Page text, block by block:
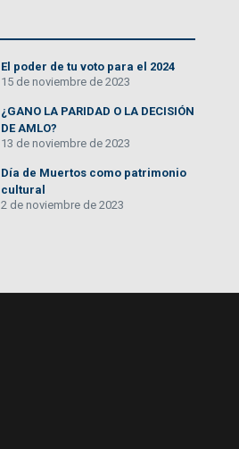
El poder de tu voto para el 2024
15 de noviembre de 2023
¿GANO LA PARIDAD O LA DECISIÓN
DE AMLO?
13 de noviembre de 2023
Día de Muertos como patrimonio
cultural
2 de noviembre de 2023